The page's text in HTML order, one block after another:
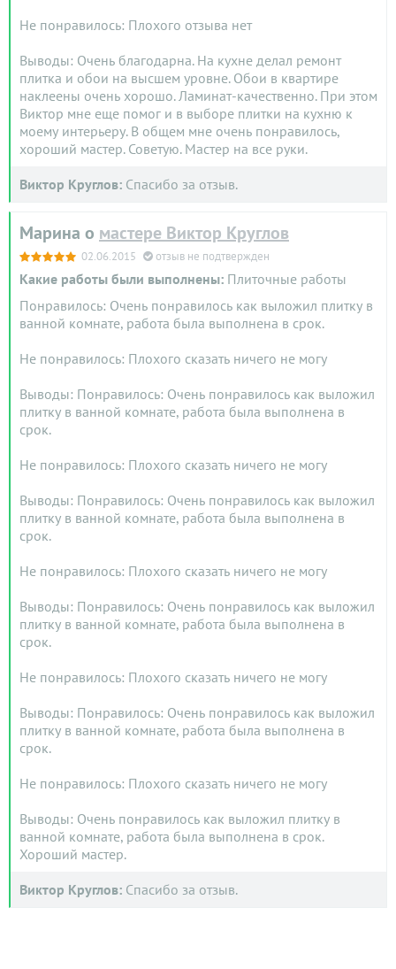
Не понравилось: Плохого отзыва нет
Выводы: Очень благодарна. На кухне делал ремонт
плитка и обои на высшем уровне. Обои в квартире
наклеены очень хорошо. Ламинат-качественно. При этом
Виктор мне еще помог и в выборе плитки на кухню к
моему интерьеру. В общем мне очень понравилось,
хороший мастер. Советую. Мастер на все руки.
Виктор Круглов: Спасибо за отзыв.
Марина о мастере Виктор Круглов
02.06.2015 отзыв не подтвержден
Какие работы были выполнены: Плиточные работы
Понравилось: Очень понравилось как выложил плитку в
ванной комнате, работа была выполнена в срок.
Не понравилось: Плохого сказать ничего не могу
Выводы: Понравилось: Очень понравилось как выложил
плитку в ванной комнате, работа была выполнена в
срок.
Не понравилось: Плохого сказать ничего не могу
Выводы: Понравилось: Очень понравилось как выложил
плитку в ванной комнате, работа была выполнена в
срок.
Не понравилось: Плохого сказать ничего не могу
Выводы: Понравилось: Очень понравилось как выложил
плитку в ванной комнате, работа была выполнена в
срок.
Не понравилось: Плохого сказать ничего не могу
Выводы: Понравилось: Очень понравилось как выложил
плитку в ванной комнате, работа была выполнена в
срок.
Не понравилось: Плохого сказать ничего не могу
Выводы: Очень понравилось как выложил плитку в
ванной комнате, работа была выполнена в срок.
Хороший мастер.
Виктор Круглов: Спасибо за отзыв.